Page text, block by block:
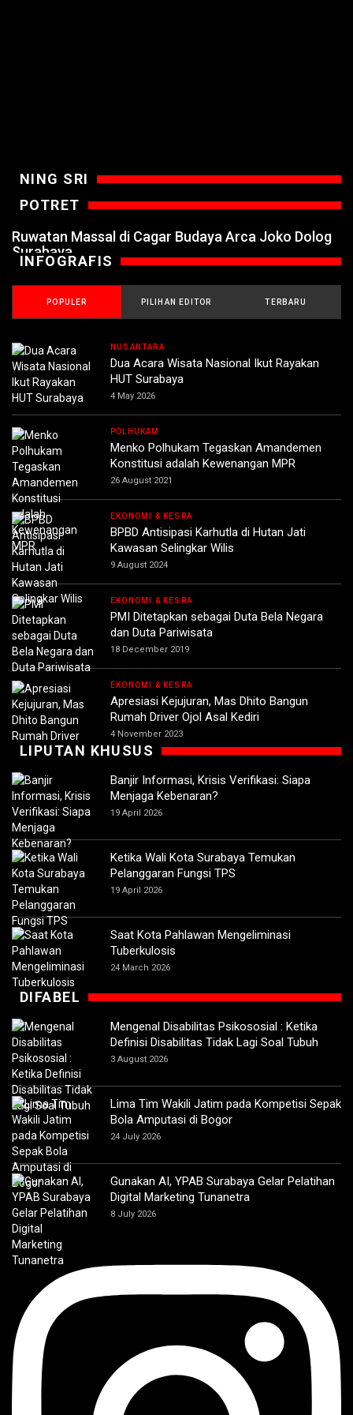
NING SRI
POTRET
Ruwatan Massal di Cagar Budaya Arca Joko Dolog
Surabaya
INFOGRAFIS
POPULER PILIHAN EDITOR TERBARU
NUSANTARA
Dua Acara Wisata Nasional Ikut Rayakan
HUT Surabaya
4 May 2026
POLHUKAM
Menko Polhukam Tegaskan Amandemen
Konstitusi adalah Kewenangan MPR
26 August 2021
EKONOMI & KESRA
BPBD Antisipasi Karhutla di Hutan Jati
Kawasan Selingkar Wilis
9 August 2024
EKONOMI & KESRA
PMI Ditetapkan sebagai Duta Bela Negara
dan Duta Pariwisata
18 December 2019
EKONOMI & KESRA
Apresiasi Kejujuran, Mas Dhito Bangun
Rumah Driver Ojol Asal Kediri
4 November 2023
LIPUTAN KHUSUS
Banjir Informasi, Krisis Verifikasi: Siapa
Menjaga Kebenaran?
19 April 2026
Ketika Wali Kota Surabaya Temukan
Pelanggaran Fungsi TPS
19 April 2026
Saat Kota Pahlawan Mengeliminasi
Tuberkulosis
24 March 2026
DIFABEL
Mengenal Disabilitas Psikososial : Ketika
Definisi Disabilitas Tidak Lagi Soal Tubuh
3 August 2026
Lima Tim Wakili Jatim pada Kompetisi Sepak
Bola Amputasi di Bogor
24 July 2026
Gunakan AI, YPAB Surabaya Gelar Pelatihan
Digital Marketing Tunanetra
8 July 2026